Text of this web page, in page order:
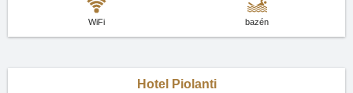
WiFi bazén
Hotel Piolanti